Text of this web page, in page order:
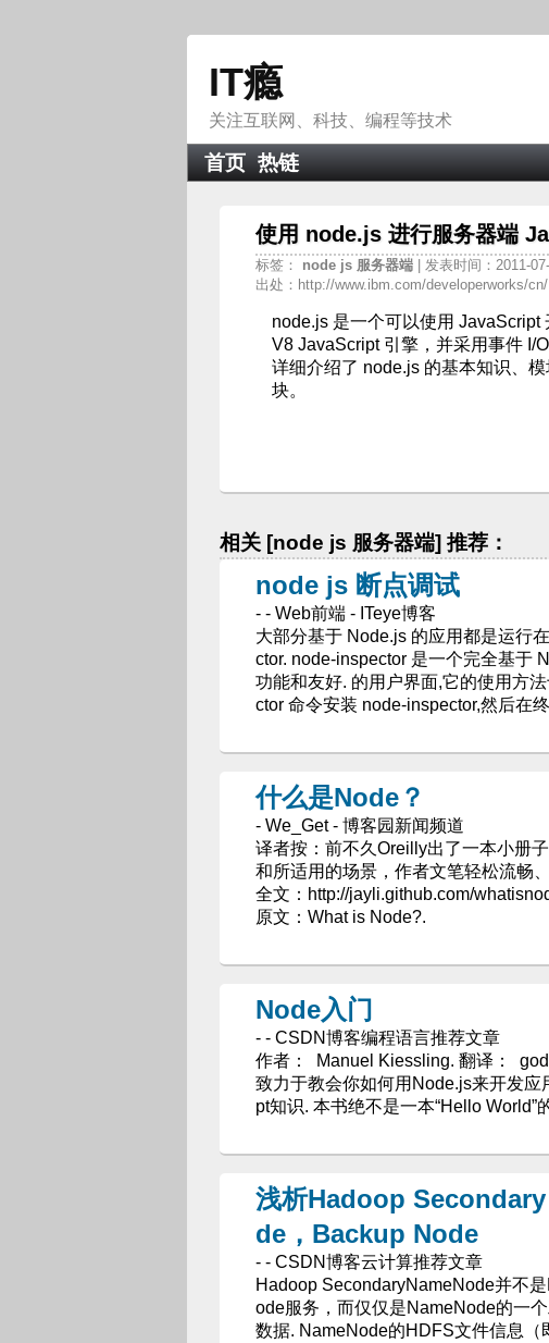
IT瘾
关注互联网、科技、编程等技术
首页 热链
使用 node.js 进行服务器端
标签： node js 服务器端
| 发表时间：2011-
出处：http://www.ibm.com/developerworks/cn/
node.js 是一个可以使用
V8 JavaScript 引擎，并采用事件 I/
详细介绍了 node.js 的基本知识、
块。
相关 [node js 服务器端] 推荐：
node js 断点调试
- - Web前端 - ITeye博客
大部分基于 Node.js 的应用都是运行
ctor. node-inspector 是一个完全基于
功能和友好. 的用户界面,它的使用方
ctor 命令安装 node-inspector,然后在
什么是Node？
- We_Get - 博客园新闻频道
译者按：前不久Oreilly出了一本小册
和所适用的场景，作者文笔轻松流
全文：http://jayli.github.com/
原文：What is Node?.
Node入门
- - CSDN博客编程语言推荐文章
作者： Manuel Kiessling. 翻译：
致力于教会你如何用Node.js来开发应
pt知识. 本书绝不是一本“Hello
浅析Hadoop
de，Backup Node
- - CSDN博客云计算推荐文章
Hadoop SecondaryNameNode并不
ode服务，而仅仅是NameNode的一
数据. NameNode的HDFS文件信息